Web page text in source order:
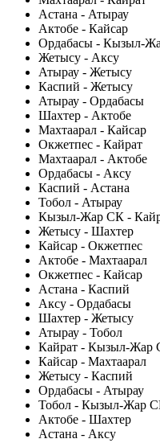
Астана - Атырау
Актобе - Кайсар
Ордабасы - Кызыл-
Жетысу - Аксу
Атырау - Жетысу
Каспий - Жетысу
Атырау - Ордабасы
Шахтер - Актобе
Махтаарал - Кайсар
Окжетпес - Кайрат
Махтаарал - Актобе
Ордабасы - Аксу
Каспий - Астана
Тобол - Атырау
Кызыл-Жар СК -
Жетысу - Шахтер
Кайсар - Окжетпес
Актобе - Махтаарал
Окжетпес - Кайсар
Астана - Каспий
Аксу - Ордабасы
Шахтер - Жетысу
Атырау - Тобол
Кайрат - Кызыл-Жар
Кайсар - Махтаарал
Жетысу - Каспий
Ордабасы - Атырау
Тобол - Кызыл-Жар
Актобе - Шахтер
Астана - Аксу